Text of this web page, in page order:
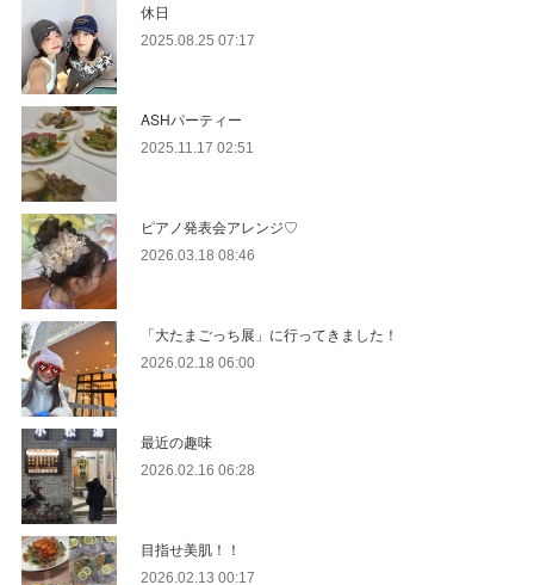
休日
2025.08.25 07:17
ASHパーティー
2025.11.17 02:51
ピアノ発表会アレンジ♡
2026.03.18 08:46
「大たまごっち展」に行ってきました！
2026.02.18 06:00
最近の趣味
2026.02.16 06:28
目指せ美肌！！
2026.02.13 00:17